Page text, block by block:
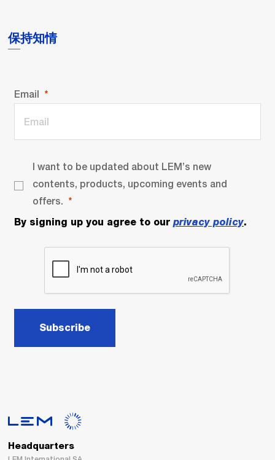
保持知情
Email
I want to be updated about LEM’s new
contents, products, upcoming events and
offers.
By signing up you agree to our privacy policy.
Subscribe
Headquarters